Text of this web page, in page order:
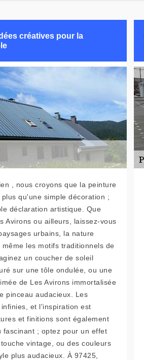
créatives pour la
, nous croyons que la peinture
qu'une simple décoration ;
déclaration artistique. Que
Avirons ou ailleurs, laissez-vous
urbains, la nature
les motifs traditionnels de
un coucher de soleil
sur une tôle ondulée, ou une
de Les Avirons immortalisée
pinceau audacieux. Les
et l'inspiration est
et finitions sont également
fascinant ; optez pour un effet
vintage, ou des couleurs
plus audacieux. À 97425,